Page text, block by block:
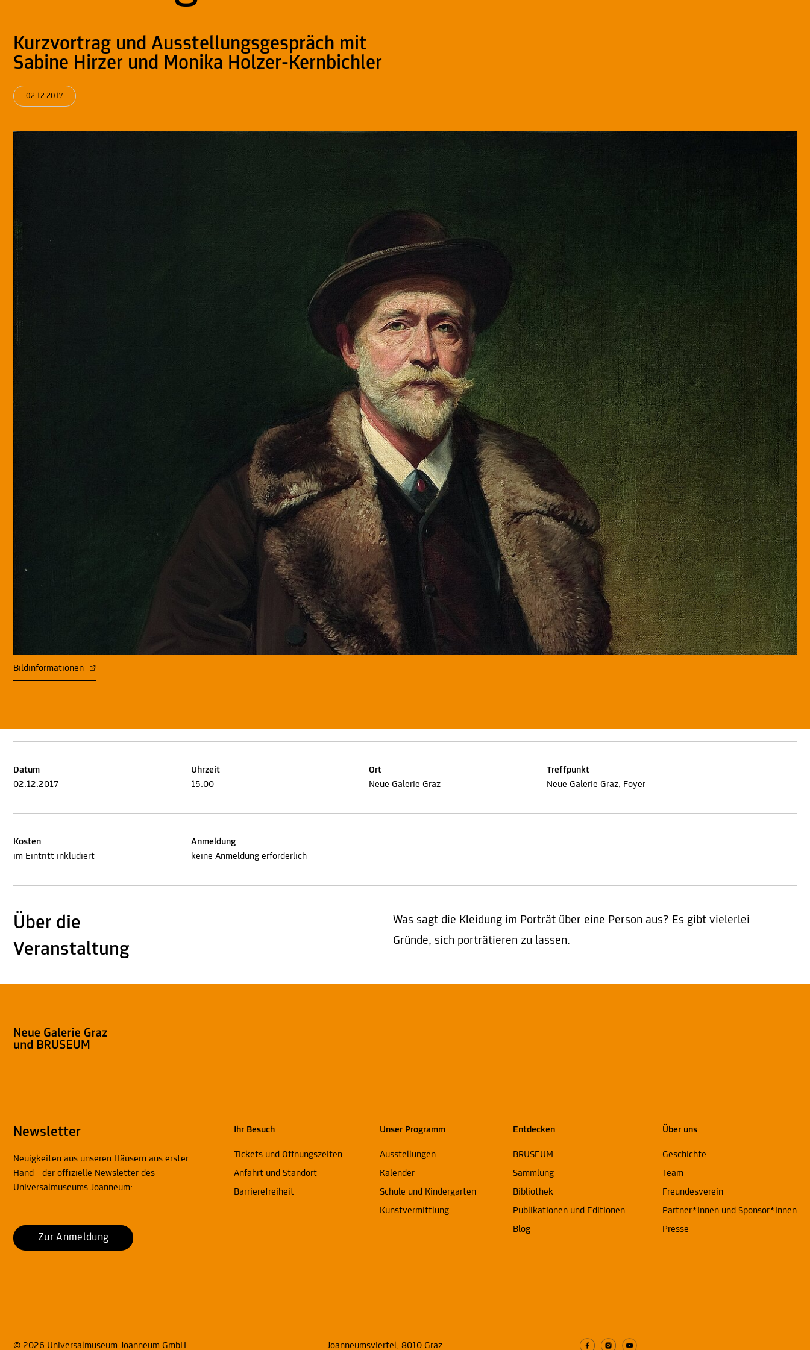
Kurzvortrag und Ausstellungsgespräch mit
Sabine Hirzer und Monika Holzer-Kernbichler
02.12.2017
Bildinformationen
Datum
02.12.2017
Uhrzeit
15:00
Ort
Neue Galerie Graz
Treffpunkt
Neue Galerie Graz, Foyer
Kosten
im Eintritt inkludiert
Anmeldung
keine Anmeldung erforderlich
Über die
Veranstaltung
Was sagt die Kleidung im Porträt über eine Person aus? Es gibt vielerlei
Gründe, sich porträtieren zu lassen.
Newsletter
Neuigkeiten aus unseren Häusern aus erster
Hand - der offizielle Newsletter des
Universalmuseums Joanneum:
Zur Anmeldung
Ihr Besuch
Tickets und Öffnungszeiten
Anfahrt und Standort
Barrierefreiheit
Unser Programm
Ausstellungen
Kalender
Schule und Kindergarten
Kunstvermittlung
Entdecken
BRUSEUM
Sammlung
Bibliothek
Publikationen und Editionen
Blog
Über uns
Geschichte
Team
Freundesverein
Partner*innen und Sponsor*innen
Presse
© 2026 Universalmuseum Joanneum GmbH Joanneumsviertel, 8010 Graz